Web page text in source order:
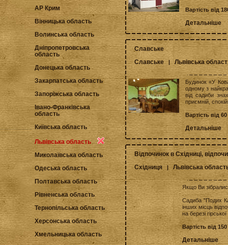
АР Крим
Вінницька область
Волинська область
Дніпропетровська
область
Донецька область
Закарпатська область
Запоріжська область
Івано-Франківська
область
Київська область
Львівська область
Миколаївська область
Одеська область
Полтавська область
Рівненська область
Тернопільська область
Херсонська область
Хмельницька область
Вартість від
Детальніше
Славське
Славське |Львівська
Будинок «У
одному з
від садиби
приємній,
Вартість від
Детальніше
Відпочинок в Східниці,
Східниця
| Львівська
Якщо Ви
Садиба "Подих
інших місць
на березі
Вартість від
Детальніше